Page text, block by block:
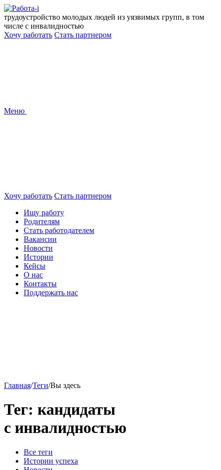
Перейти
к
содержанию
трудоустройство молодых людей из уязвимых групп, в том
числе с инвалидностью
Хочу работать Стать партнером
Меню
Хочу работать Стать партнером
Ищу работу
Родителям
Стать работодателем
Вакансии
Новости
Истории
Кейсы
О нас
Контакты
Поддержать нас
Главная/Теги/Вы здесь
Тег: кандидаты
с инвалидностью
Все теги
Истории успеха